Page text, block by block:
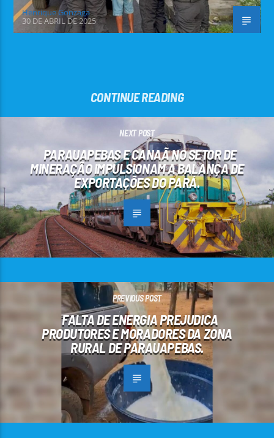
Henrique Gonzaga
30 DE ABRIL DE 2025
CONTINUE READING
NEXT POST
PARAUAPEBAS E CANAÃ NO SETOR DE
MINERAÇÃO IMPULSIONAM A BALANÇA DE
EXPORTAÇÕES DO PARÁ.
PREVIOUS POST
FALTA DE ENERGIA PREJUDICA
PRODUTORES E MORADORES DA ZONA
RURAL DE PARAUAPEBAS.